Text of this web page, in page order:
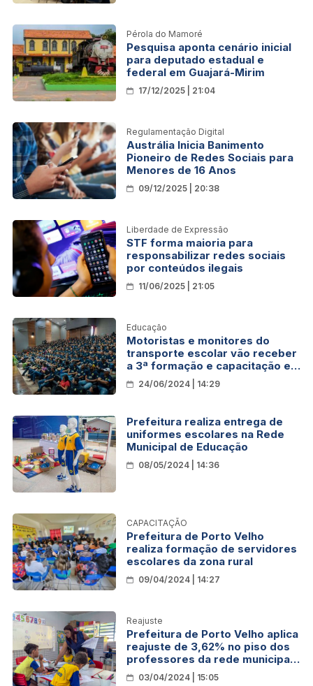
Pérola do Mamoré
Pesquisa aponta cenário inicial
para deputado estadual e
federal em Guajará-Mirim
17/12/2025 | 21:04
Regulamentação Digital
Austrália Inicia Banimento
Pioneiro de Redes Sociais para
Menores de 16 Anos
09/12/2025 | 20:38
Liberdade de Expressão
STF forma maioria para
responsabilizar redes sociais
por conteúdos ilegais
11/06/2025 | 21:05
Educação
Motoristas e monitores do
transporte escolar vão receber
a 3ª formação e capacitação em
Porto Velho
24/06/2024 | 14:29
Prefeitura realiza entrega de
uniformes escolares na Rede
Municipal de Educação
08/05/2024 | 14:36
CAPACITAÇÃO
Prefeitura de Porto Velho
realiza formação de servidores
escolares da zona rural
09/04/2024 | 14:27
Reajuste
Prefeitura de Porto Velho aplica
reajuste de 3,62% no piso dos
professores da rede municipal
de ensino
03/04/2024 | 15:05